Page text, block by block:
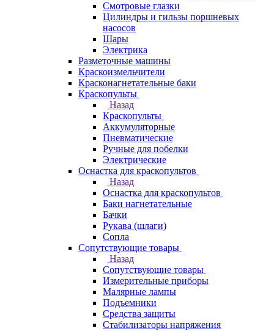
Смотровые глазки
Цилиндры и гильзы поршневых
насосов
Шары
Электрика
Разметочные машины
Краскоизмельчители
Красконагнетательные баки
Краскопульты
Назад
Краскопульты
Аккумуляторные
Пневматические
Ручные для побелки
Электрические
Оснастка для краскопультов
Назад
Оснастка для краскопультов
Баки нагнетательные
Бачки
Рукава (шлаги)
Сопла
Сопутствующие товары
Назад
Сопутствующие товары
Измерительные приборы
Малярные лампы
Подъемники
Средства защиты
Стабилизаторы напряжения